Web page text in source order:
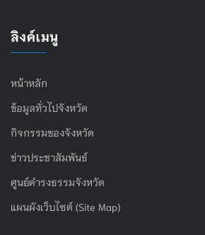
ลิงค์เมนู
หน้าหลัก
ข้อมูลทั่วไปจังหวัด
กิจกรรมของจังหวัด
ข่าวประชาสัมพันธ์
ศูนย์ดำรงธรรมจังหวัด
แผนผังเว็บไซต์ (Site Map)